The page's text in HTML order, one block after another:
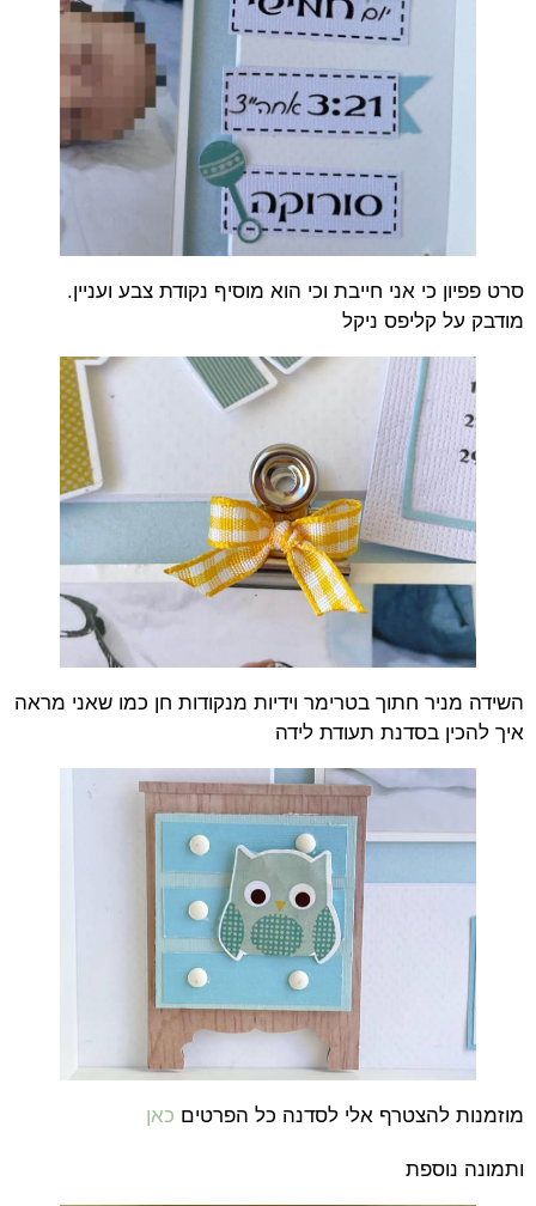
סרט פפיון כי אני חייבת וכי הוא מוסיף נקודת צבע ועניין.
מודבק על קליפס ניקל
השידה מניר חתוך בטרימר וידיות מנקודות חן כמו שאני מראה
איך להכין בסדנת תעודת לידה
מוזמנות להצטרף אלי לסדנה כל הפרטים כאן
ותמונה נוספת